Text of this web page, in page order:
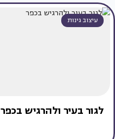
עיצוב גינות
לגור בעיר ולהרגיש בכפר